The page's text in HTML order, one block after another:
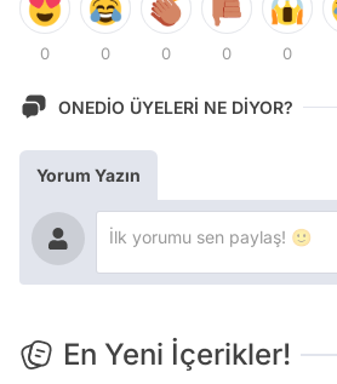
0 0 0 0 0
ONEDİO ÜYELERİ NE DİYOR?
Yorum Yazın
En Yeni İçerikler!